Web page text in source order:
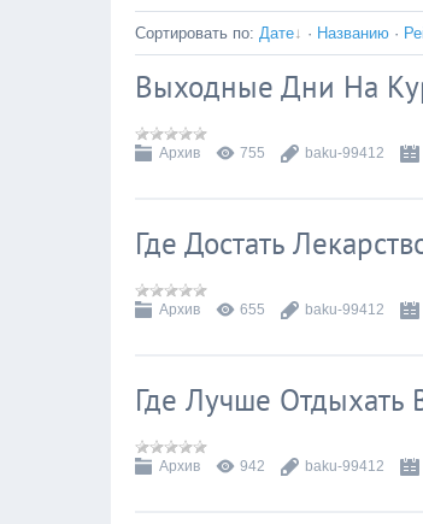
Сортировать по: Дате · Названию ·
Выходные Дни На
Архив 755 baku-99412
Где Достать
Архив 655 baku-99412
Где Лучше Отдыхать
Архив 942 baku-99412